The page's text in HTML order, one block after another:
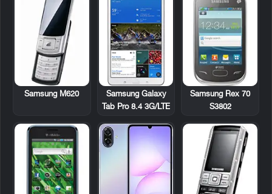
Samsung Rex 70
S3802
Samsung Galaxy
Tab Pro 8.4 3G/LTE
Samsung M620